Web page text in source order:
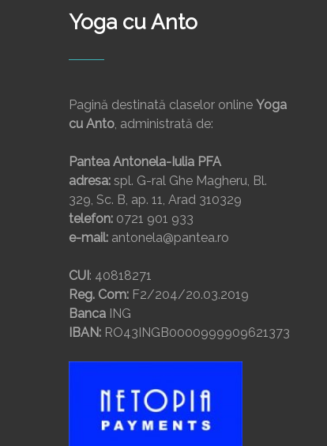
Yoga cu Anto
Pagină destinată claselor online Yoga
cu Anto, administrată de:
Pantea Antonela-Iulia PFA
adresa: spl. G-ral Ghe Magheru, Bl.
329, Sc. B, ap. 11, Arad 310329
telefon: 0721 901 933
e-mail: antonela@pantea.ro
CUI: 40818271
Reg. Com: F2/204/20.03.2019
Banca ING
IBAN: RO43INGB0000999909621373